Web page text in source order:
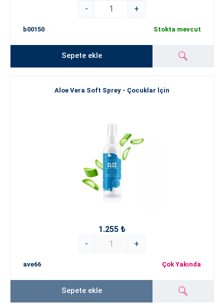
-
+
b00150 Stokta mevcut
Sepete ekle
Aloe Vera Soft Sprey - Çocuklar İçin
1.255 ₺
-
+
ave66 Çok Yakında
Sepete ekle